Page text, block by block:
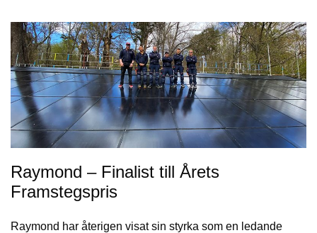
Raymond – Finalist till Årets
Framstegspris
Raymond har återigen visat sin styrka som en ledande